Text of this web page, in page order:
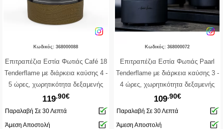
Κωδικός: 368000088
Επιτραπέζια Εστία Φωτιάς Café 18
Tenderflame με διάρκεια καύσης 4 -
5 ώρες, χωρητικότητα δεξαμενής
250ml και διαστάσεις 18x13.7cm -
Black
119.90€
Παραλαβή Σε 30 Λεπτά
Άμεση Αποστολή
Κωδικός: 368000072
Επιτραπέζια Εστία Φωτιάς Paarl
Tenderflame με διάρκεια καύσης 3 -
4 ώρες, χωρητικότητα δεξαμενής
250ml και διαστάσεις 16x15cm -
Black
109.90€
Παραλαβή Σε 30 Λεπτά
Άμεση Αποστολή